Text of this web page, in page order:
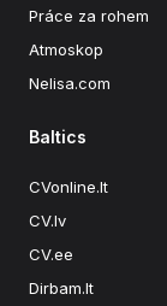
Práce za rohem
Atmoskop
Nelisa.com
Baltics
CVonline.lt
CV.lv
CV.ee
Dirbam.lt